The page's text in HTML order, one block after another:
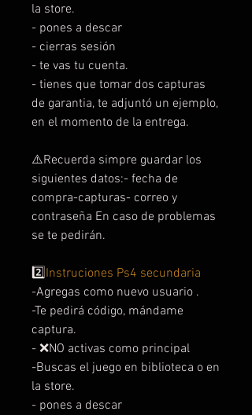
la store.
- pones a descar
- cierras sesión
- te vas tu cuenta.
- tienes que tomar dos capturas
de garantia, te adjuntó un ejemplo,
en el momento de la entrega.
⚠️Recuerda simpre guardar los
siguientes datos:- fecha de
compra-capturas- correo y
contraseña En caso de problemas
se te pedirán.
2️⃣Instruciones Ps4 secundaria
-Agregas como nuevo usuario .
-Te pedirá código, mándame
captura.
- ❌NO activas como principal
-Buscas el juego en biblioteca o en
la store.
- pones a descar